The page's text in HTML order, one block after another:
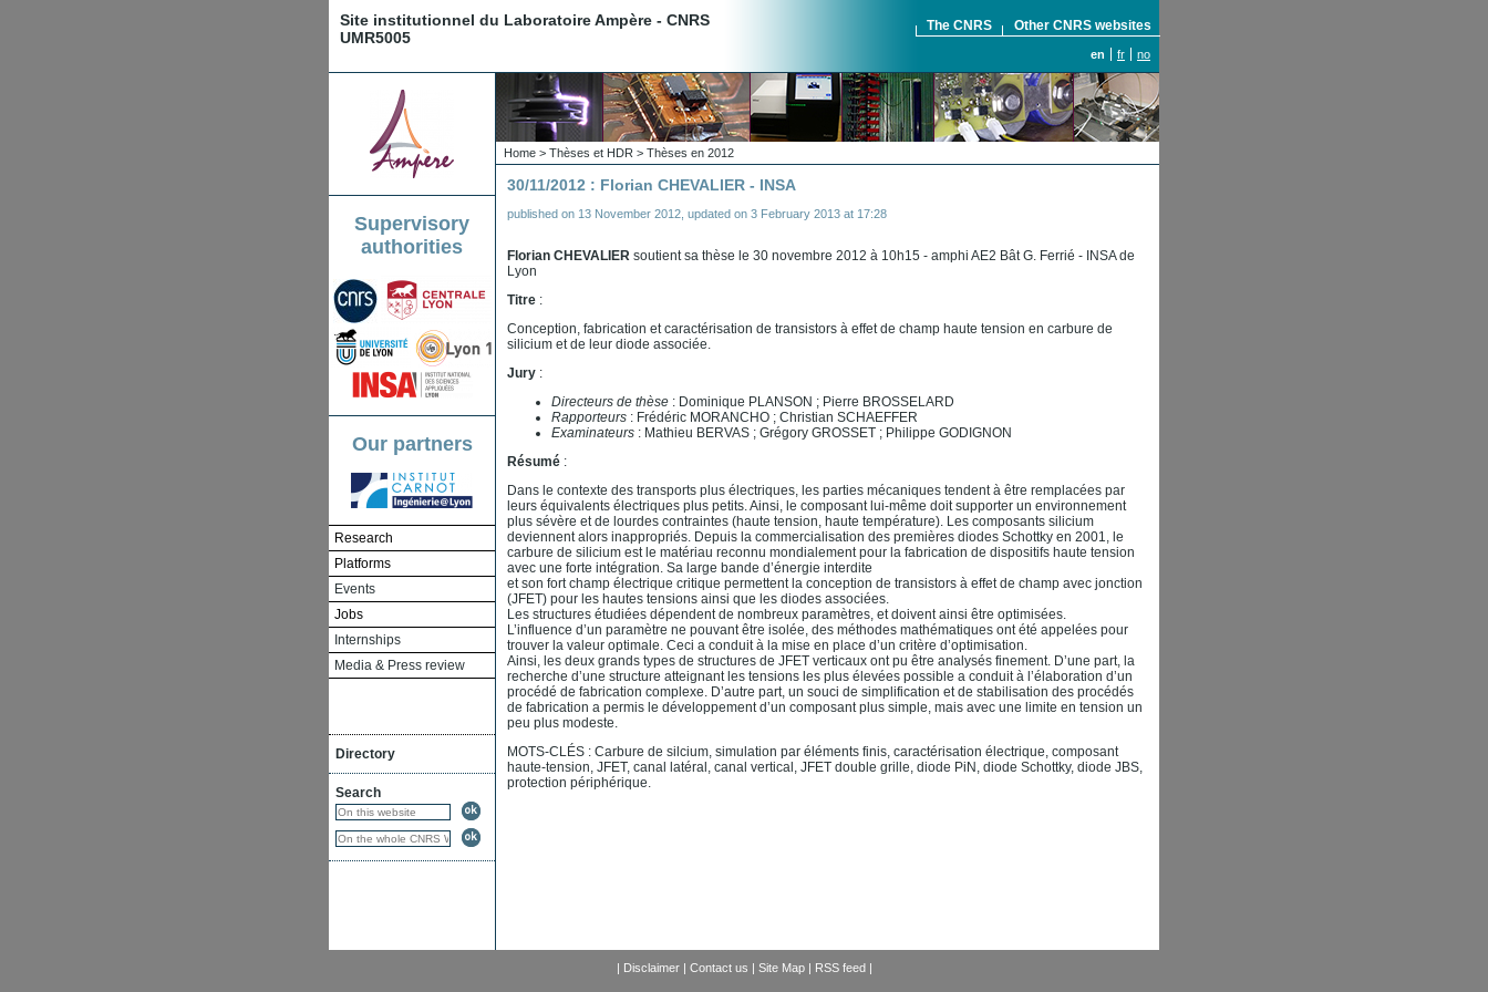
Site institutionnel du Laboratoire Ampère - CNRS
UMR5005
The CNRS Other CNRS websites
en fr no
Supervisory
authorities
Our partners
Research
Platforms
Events
Jobs
Internships
Media & Press review
Directory
Search
Home > Thèses et HDR > Thèses en 2012
30/11/2012 : Florian CHEVALIER - INSA
published on 13 November 2012 updated on 3 February 2013 at 17:28
Florian CHEVALIER soutient sa thèse le 30 novembre 2012 à 10h15 - amphi AE2 Bât G. Ferrié - INSA de
Lyon
Titre :
Conception, fabrication et caractérisation de transistors à effet de champ haute tension en carbure de
silicium et de leur diode associée.
Jury :
Directeurs de thèse : Dominique PLANSON ; Pierre BROSSELARD
Rapporteurs : Frédéric MORANCHO ; Christian SCHAEFFER
Examinateurs : Mathieu BERVAS ; Grégory GROSSET ; Philippe GODIGNON
Résumé :
Dans le contexte des transports plus électriques, les parties mécaniques tendent à être remplacées par
leurs équivalents électriques plus petits. Ainsi, le composant lui-même doit supporter un environnement
plus sévère et de lourdes contraintes (haute tension, haute température). Les composants silicium
deviennent alors inappropriés. Depuis la commercialisation des premières diodes Schottky en 2001, le
carbure de silicium est le matériau reconnu mondialement pour la fabrication de dispositifs haute tension
avec une forte intégration. Sa large bande d’énergie interdite
et son fort champ électrique critique permettent la conception de transistors à effet de champ avec jonction
(JFET) pour les hautes tensions ainsi que les diodes associées.
Les structures étudiées dépendent de nombreux paramètres, et doivent ainsi être optimisées.
L’influence d’un paramètre ne pouvant être isolée, des méthodes mathématiques ont été appelées pour
trouver la valeur optimale. Ceci a conduit à la mise en place d’un critère d’optimisation.
Ainsi, les deux grands types de structures de JFET verticaux ont pu être analysés finement. D’une part, la
recherche d’une structure atteignant les tensions les plus élevées possible a conduit à l’élaboration d’un
procédé de fabrication complexe. D’autre part, un souci de simplification et de stabilisation des procédés
de fabrication a permis le développement d’un composant plus simple, mais avec une limite en tension un
peu plus modeste.
MOTS-CLÉS : Carbure de silcium, simulation par éléments finis, caractérisation électrique, composant
haute-tension, JFET, canal latéral, canal vertical, JFET double grille, diode PiN, diode Schottky, diode JBS,
protection périphérique.
| Disclaimer| Contact us | Site Map| RSS feed|